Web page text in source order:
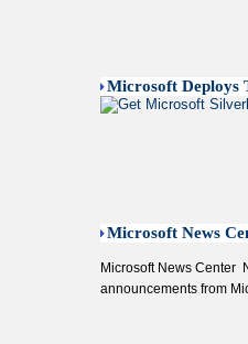
Microsoft Deploys
Microsoft News
Microsoft News Center
announcements from